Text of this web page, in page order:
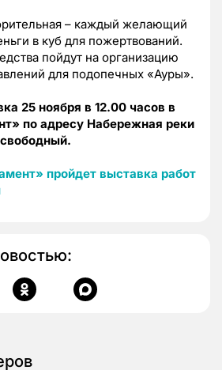
– каждый желающий
в куб для пожертвований.
пойдут на организацию
для подопечных «Ауры».
25 ноября в 12.00 часов в
по адресу Набережная реки